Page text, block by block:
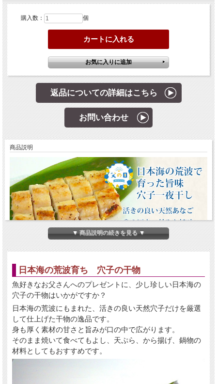
購入数： 個
返品についての詳細はこちら
お問い合わせ
商品説明
購入手続きのショッピングカート画面でお届け希望日を設定
ください。
お届け希望日が「特に指定しない」の場合は、6月17日頃よ
り順次発送とさせていただきます。
【送料込みの価格！】
他の商品を一緒にお買い上げで同梱出来る場合は、送料当社
負担となります。
但し、北海道、沖縄県へは送料990円、後ほど加算させてい
ただきます。
何卒、ご理解のほどよろしくお願いいたします。
▼ 商品説明の続きを見る ▼
日本海の荒波育ち 穴子の干物
魚好きなお父さんへのプレゼントに、少し珍しい日本海の
穴子の干物はいかがですか？
日本海の荒波にもまれた、活きの良い天然穴子だけを厳選
して仕上げた干物の逸品です。
身も厚く素材の甘さと旨みが口の中で広がります。
そのまま焼いて食べてもよし、天ぷら、から揚げ、鍋物の
材料としてもおすすめです。